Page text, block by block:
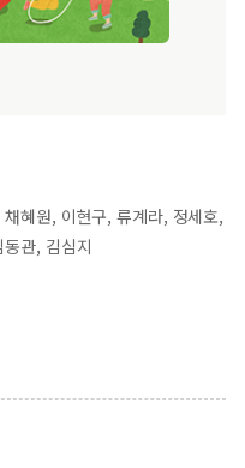
혜원, 이현구, 류계라, 정세호,
관, 김심지